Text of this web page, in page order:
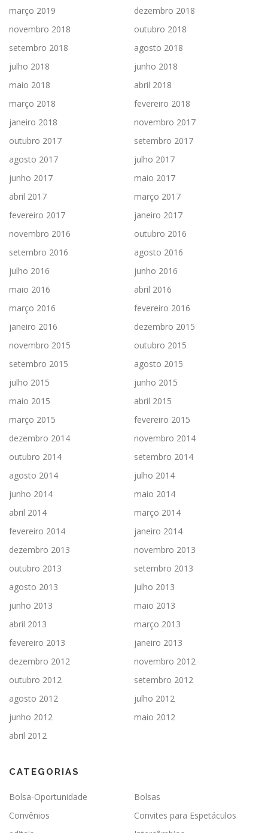
março 2019
dezembro 2018
novembro 2018
outubro 2018
setembro 2018
agosto 2018
julho 2018
junho 2018
maio 2018
abril 2018
março 2018
fevereiro 2018
janeiro 2018
novembro 2017
outubro 2017
setembro 2017
agosto 2017
julho 2017
junho 2017
maio 2017
abril 2017
março 2017
fevereiro 2017
janeiro 2017
novembro 2016
outubro 2016
setembro 2016
agosto 2016
julho 2016
junho 2016
maio 2016
abril 2016
março 2016
fevereiro 2016
janeiro 2016
dezembro 2015
novembro 2015
outubro 2015
setembro 2015
agosto 2015
julho 2015
junho 2015
maio 2015
abril 2015
março 2015
fevereiro 2015
dezembro 2014
novembro 2014
outubro 2014
setembro 2014
agosto 2014
julho 2014
junho 2014
maio 2014
abril 2014
março 2014
fevereiro 2014
janeiro 2014
dezembro 2013
novembro 2013
outubro 2013
setembro 2013
agosto 2013
julho 2013
junho 2013
maio 2013
abril 2013
março 2013
fevereiro 2013
janeiro 2013
dezembro 2012
novembro 2012
outubro 2012
setembro 2012
agosto 2012
julho 2012
junho 2012
maio 2012
abril 2012
CATEGORIAS
Bolsa-Oportunidade
Bolsas
Convênios
Convites para Espetáculos